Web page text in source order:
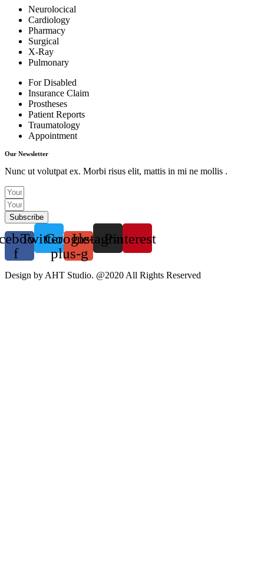
Neurolocical
Cardiology
Pharmacy
Surgical
X-Ray
Pulmonary
For Disabled
Insurance Claim
Prostheses
Patient Reports
Traumatology
Appointment
Our Newsletter
Nunc ut volutpat ex. Morbi risus elit, mattis in mi ne mollis .
Subscribe
f
TwitterGoogle-
plus-g
InstagramPinterest
Design by AHT Studio. @2020 All Rights Reserved